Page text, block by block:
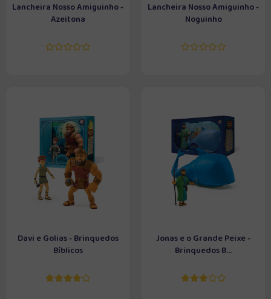
Lancheira Nosso Amiguinho -
Azeitona
Lancheira Nosso Amiguinho -
Noguinho
Davi e Golias - Brinquedos
Bíblicos
Jonas e o Grande Peixe -
Brinquedos B...